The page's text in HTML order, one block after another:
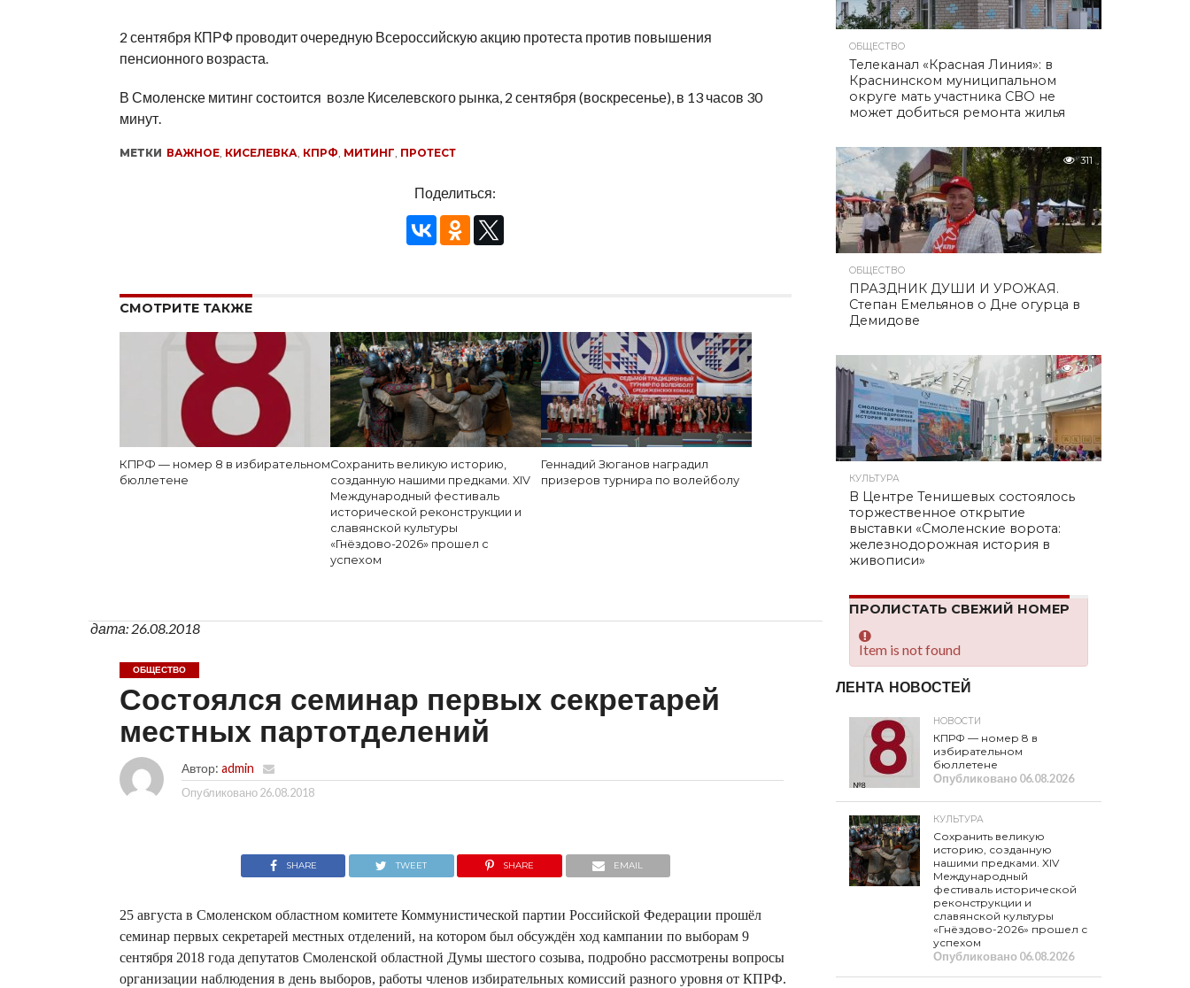
2 сентября КПРФ проводит очередную Всероссийскую акцию протеста против повышения
пенсионного возраста.
В Смоленске митинг состоится возле Киселевского рынка, 2 сентября (воскресенье), в 13 часов 30
минут.
МЕТКИ ВАЖНОЕ, КИСЕЛЕВКА, КПРФ, МИТИНГ, ПРОТЕСТ
Поделиться:
СМОТРИТЕ ТАКЖЕ
КПРФ — номер 8 в избирательном
бюллетене
Сохранить великую историю,
созданную нашими предками. XIV
Международный фестиваль
исторической реконструкции и
славянской культуры
«Гнёздово-2026» прошел с
успехом
Геннадий Зюганов наградил
призеров турнира по волейболу
дата: 26.08.2018
ОБЩЕСТВО
Состоялся семинар первых секретарей
местных партотделений
Автор: admin
Опубликовано 26.08.2018
SHARE TWEET SHARE EMAIL
25 августа в Смоленском областном комитете Коммунистической партии Российской Федерации прошёл
семинар первых секретарей местных отделений, на котором был обсуждён ход кампании по выборам 9
сентября 2018 года депутатов Смоленской областной Думы шестого созыва, подробно рассмотрены вопросы
организации наблюдения в день выборов, работы членов избирательных комиссий разного уровня от КПРФ.
ОБЩЕСТВО
Телеканал «Красная Линия»: в
Краснинском муниципальном
округе мать участника СВО не
может добиться ремонта жилья
311
ОБЩЕСТВО
ПРАЗДНИК ДУШИ И УРОЖАЯ.
Степан Емельянов о Дне огурца в
Демидове
301
КУЛЬТУРА
В Центре Тенишевых состоялось
торжественное открытие
выставки «Смоленские ворота:
железнодорожная история в
живописи»
ПРОЛИСТАТЬ СВЕЖИЙ НОМЕР
Item is not found
ЛЕНТА НОВОСТЕЙ
НОВОСТИ
КПРФ — номер 8 в
избирательном
бюллетене
Опубликовано06.08.2026
КУЛЬТУРА
Сохранить великую
историю, созданную
нашими предками. XIV
Международный
фестиваль исторической
реконструкции и
славянской культуры
«Гнёздово-2026» прошел с
успехом
Опубликовано06.08.2026